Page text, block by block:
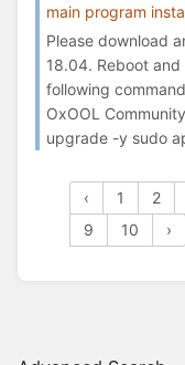
main program
Please download
18.04. Reboot and
following
OxOOL
upgrade -y sudo
‹ 1 2
9
10 ›